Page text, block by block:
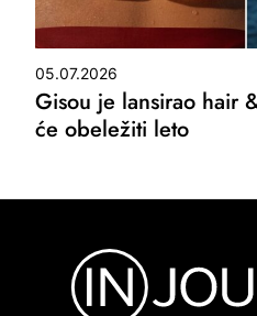
05.07.2026
Gisou je lansirao hair
će obeležiti leto